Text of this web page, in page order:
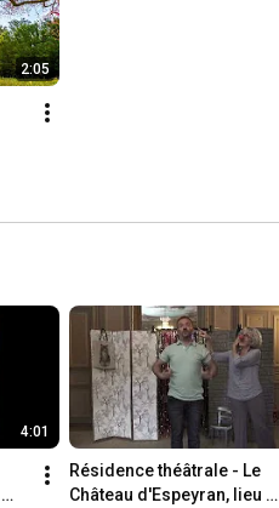
2:05
4:01
Résidence théâtrale - Le
Château d'Espeyran, lieu